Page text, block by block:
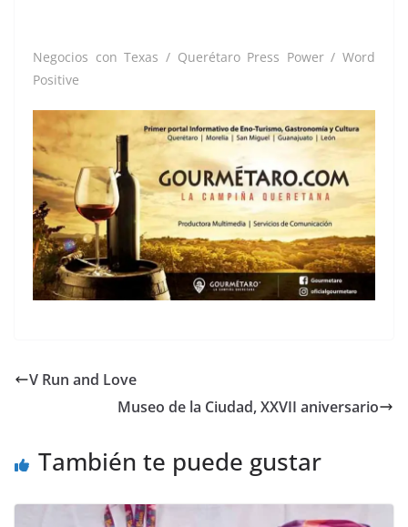
Negocios con Texas / Querétaro Press Power / Word
Positive
V Run and Love
Museo de la Ciudad, XXVII aniversario
También te puede gustar